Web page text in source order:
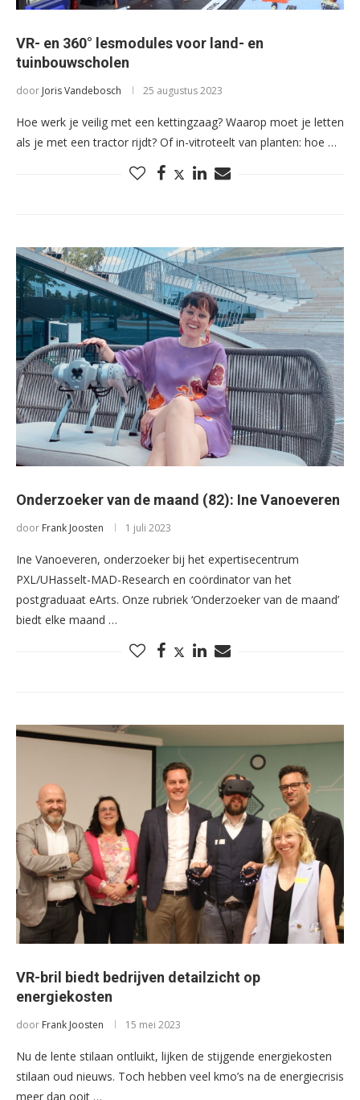
VR- en 360° lesmodules voor land- en
tuinbouwscholen
door Joris Vandebosch 25 augustus 2023
Hoe werk je veilig met een kettingzaag? Waarop moet je letten
als je met een tractor rijdt? Of in-vitroteelt van planten: hoe …
Onderzoeker van de maand (82): Ine Vanoeveren
door Frank Joosten 1 juli 2023
Ine Vanoeveren, onderzoeker bij het expertisecentrum
PXL/UHasselt-MAD-Research en coördinator van het
postgraduaat eArts. Onze rubriek ‘Onderzoeker van de maand’
biedt elke maand …
VR-bril biedt bedrijven detailzicht op
energiekosten
door Frank Joosten 15 mei 2023
Nu de lente stilaan ontluikt, lijken de stijgende energiekosten
stilaan oud nieuws. Toch hebben veel kmo’s na de energiecrisis
meer dan ooit …